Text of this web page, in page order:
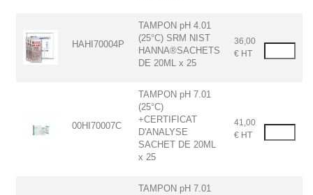
HAHI70004P
TAMPON pH 4.01
(25°C) SRM NIST
HANNA®SACHETS
DE 20ML x 25
36,00
€ HT
00HI70007C
TAMPON pH 7.01
(25°C)
+CERTIFICAT
D'ANALYSE
SACHET DE 20ML
x 25
41,00
€ HT
TAMPON pH 7.01